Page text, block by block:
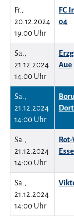
Fr.,
20.12.2024
19:00 Uhr
FC
04
Sa.,
21.12.2024
14:00 Uhr
Aue
Sa.,
21.12.2024
14:00 Uhr
Sa.,
21.12.2024
14:00 Uhr
Rot-
Sa.,
21.12.2024
14:00 Uhr